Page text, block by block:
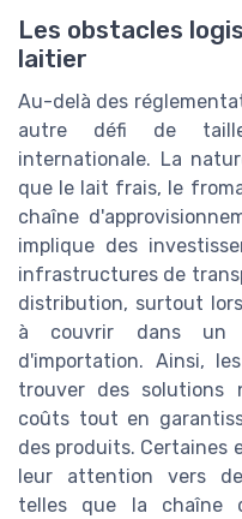
Les obstacles
laitier
Au-delà des
autre défi de
internationale. La
que le lait frais, le
chaîne
implique des
infrastructures de
distribution, surtout
à couvrir dans un
d'importation. Ainsi,
trouver des solutions
coûts tout en
des produits. Certaines
leur attention vers
telles que la chaîne